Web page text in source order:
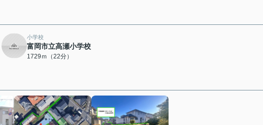
小学校
富岡市立高瀬小学校
1729ｍ（22分）